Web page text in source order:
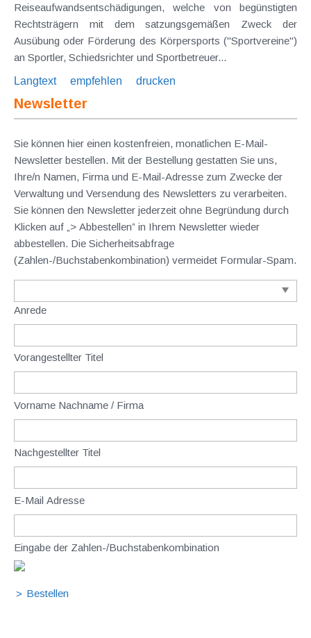
Reiseaufwandsentschädigungen, welche von begünstigten
Rechtsträgern mit dem satzungsgemäßen Zweck der
Ausübung oder Förderung des Körpersports ("Sportvereine")
an Sportler, Schiedsrichter und Sportbetreuer...
Langtext
empfehlen drucken
Newsletter
Sie können hier einen kostenfreien, monatlichen E-Mail-
Newsletter bestellen. Mit der Bestellung gestatten Sie uns,
Ihre/n Namen, Firma und E-Mail-Adresse zum Zwecke der
Verwaltung und Versendung des Newsletters zu verarbeiten.
Sie können den Newsletter jederzeit ohne Begründung durch
Klicken auf „> Abbestellen” in Ihrem Newsletter wieder
abbestellen. Die Sicherheitsabfrage
(Zahlen-/Buchstabenkombination) vermeidet Formular-Spam.
Anrede
Vorangestellter Titel
Vorname Nachname / Firma
Nachgestellter Titel
E-Mail Adresse
Eingabe der Zahlen-/Buchstabenkombination